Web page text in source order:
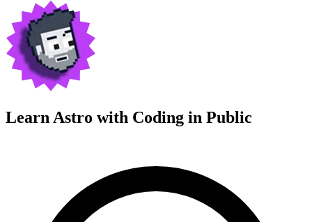
Learn Astro with Coding in Public